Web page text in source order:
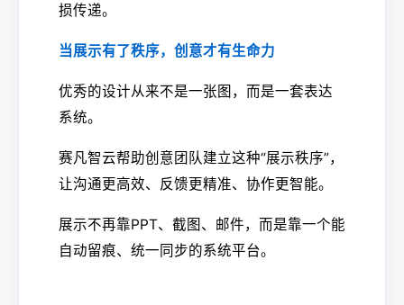
损传递。
当展示有了秩序，创意才有生命力
优秀的设计从来不是一张图，而是一套表达
系统。
赛凡智云帮助创意团队建立这种“展示秩序”，
让沟通更高效、反馈更精准、协作更智能。
展示不再靠PPT、截图、邮件，而是靠一个能
自动留痕、统一同步的系统平台。